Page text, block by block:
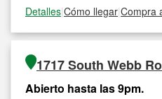
Detalles|Cómo llegar|Compra
1717 South Webb
Abierto hasta las 9pm.